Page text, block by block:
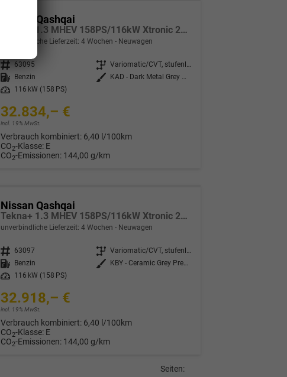
Nissan Qashqai
Tekna+ 1.3 MHEV 158PS/116kW Xtronic 2026 +20"ALU+PANO+BOSE+HuD
unverbindliche Lieferzeit:4 Wochen Neuwagen
Fahrzeugnr. 63095 Getriebe
Variomatic/CVT, stufenlos
Kraftstoff
Benzin Außenfarbe
KAD - Dark Metal Grey Met.
Leistung
116 kW (158 PS)
32.834,– €
incl. 19% MwSt.
Verbrauch kombiniert: 6,40 l/100km
CO2-Klasse: E
CO2-Emissionen: 144,00 g/km
Nissan Qashqai
Tekna+ 1.3 MHEV 158PS/116kW Xtronic 2026 +20"ALU+PANO+BOSE+HuD
unverbindliche Lieferzeit:4 Wochen Neuwagen
Fahrzeugnr. 63097 Getriebe
Variomatic/CVT, stufenlos
Kraftstoff
Benzin Außenfarbe
KBY - Ceramic Grey Premium Met.
Leistung
116 kW (158 PS)
32.918,– €
incl. 19% MwSt.
Verbrauch kombiniert: 6,40 l/100km
CO2-Klasse: E
CO2-Emissionen: 144,00 g/km
Seiten: